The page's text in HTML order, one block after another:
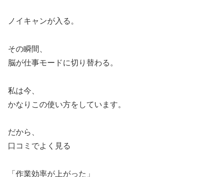
ノイキャンが入る。
その瞬間、
脳が仕事モードに切り替わる。
私は今、
かなりこの使い方をしています。
だから、
口コミでよく見る
「作業効率が上がった」